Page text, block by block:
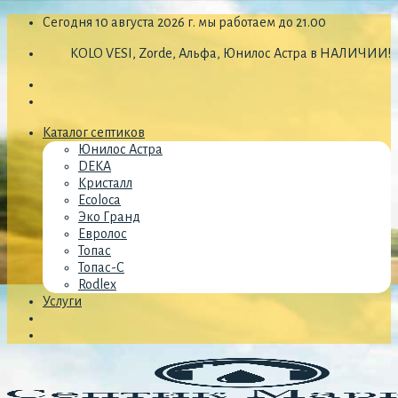
Skip
content
Сегодня 10 августа 2026 г. мы работаем до 21.00
KOLO VESI, Zorde, Альфа, Юнилос Астра в НАЛИЧИИ!
Каталог септиков
Юнилос Астра
DEKA
Кристалл
Ecoloca
Эко Гранд
Евролос
Топас
Топас-С
Rodlex
Услуги